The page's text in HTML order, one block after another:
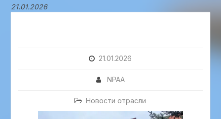
21.01.2026
21.01.2026
NPAA
Новости отрасли